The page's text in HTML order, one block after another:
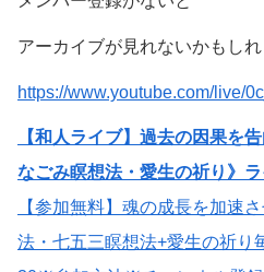
アーカイブが見れないかもしれ
https://www.youtube.com/live/
【和人ライブ】過去の因果を
なごみ瞑想法・愛生の祈り》
【参加無料】魂の成長を加速
法・七五三瞑想法+愛生の祈